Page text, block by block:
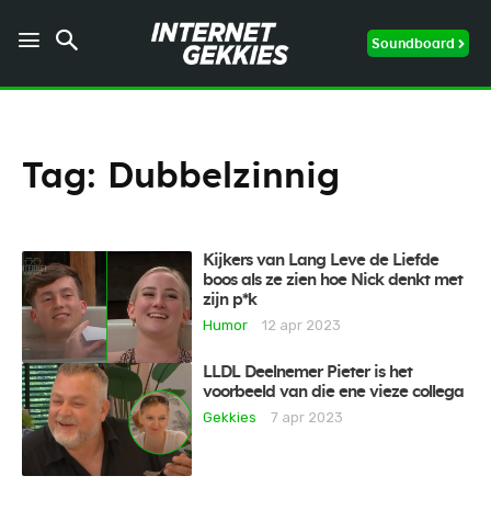
Soundboard
Tag: Dubbelzinnig
Kijkers van Lang Leve de Liefde
boos als ze zien hoe Nick denkt met
zijn p*k
Humor
12 apr 2023
LLDL Deelnemer Pieter is het
voorbeeld van die ene vieze collega
Gekkies
7 apr 2023